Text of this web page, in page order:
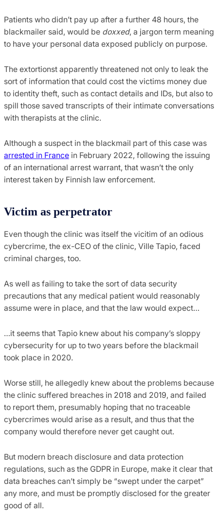
Patients who didn’t pay up after a further 48 hours, the
blackmailer said, would be doxxed, a jargon term meaning
to have your personal data exposed publicly on purpose.
The extortionst apparently threatened not only to leak the
sort of information that could cost the victims money due
to identity theft, such as contact details and IDs, but also to
spill those saved transcripts of their intimate conversations
with therapists at the clinic.
Although a suspect in the blackmail part of this case was
arrested in France in February 2022, following the issuing
of an international arrest warrant, that wasn’t the only
interest taken by Finnish law enforcement.
Victim as perpetrator
Even though the clinic was itself the vicitim of an odious
cybercrime, the ex-CEO of the clinic, Ville Tapio, faced
criminal charges, too.
As well as failing to take the sort of data security
precautions that any medical patient would reasonably
assume were in place, and that the law would expect…
…it seems that Tapio knew about his company’s sloppy
cybersecurity for up to two years before the blackmail
took place in 2020.
Worse still, he allegedly knew about the problems because
the clinic suffered breaches in 2018 and 2019, and failed
to report them, presumably hoping that no traceable
cybercrimes would arise as a result, and thus that the
company would therefore never get caught out.
But modern breach disclosure and data protection
regulations, such as the GDPR in Europe, make it clear that
data breaches can’t simply be “swept under the carpet”
any more, and must be promptly disclosed for the greater
good of all.